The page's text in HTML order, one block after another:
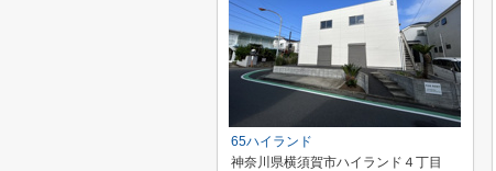
65ハイランド
神奈川県横須賀市ハイランド４丁目